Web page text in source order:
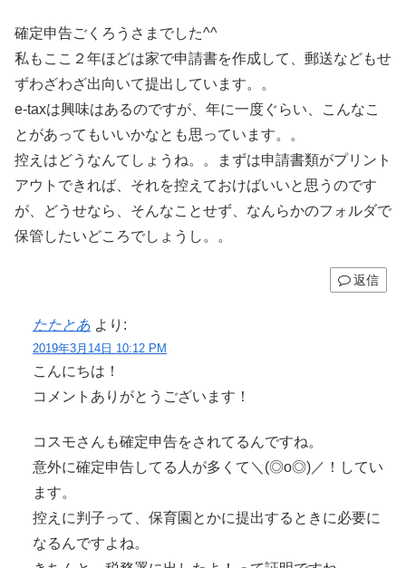
確定申告ごくろうさまでした^^
私もここ２年ほどは家で申請書を作成して、郵送などもせ
ずわざわざ出向いて提出しています。。
e-taxは興味はあるのですが、年に一度ぐらい、こんなこ
とがあってもいいかなとも思っています。。
控えはどうなんてしょうね。。まずは申請書類がプリント
アウトできれば、それを控えておけばいいと思うのです
が、どうせなら、そんなことせず、なんらかのフォルダで
保管したいどころでしょうし。。
返信
たたとあ より:
2019年3月14日 10:12 PM
こんにちは！
コメントありがとうございます！
コスモさんも確定申告をされてるんですね。
意外に確定申告してる人が多くて＼(◎o◎)／！してい
ます。
控えに判子って、保育園とかに提出するときに必要に
なるんですよね。